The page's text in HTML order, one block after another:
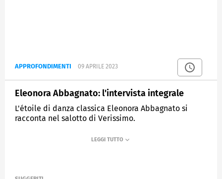
APPROFONDIMENTI 09 APRILE 2023
Eleonora Abbagnato: l'intervista integrale
L'étoile di danza classica Eleonora Abbagnato si
racconta nel salotto di Verissimo.
VERISSIMO